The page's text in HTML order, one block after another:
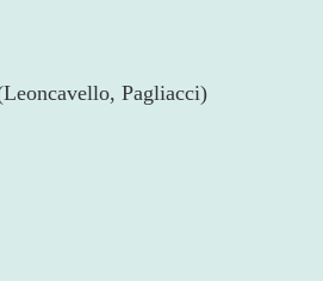
Pagliacci)